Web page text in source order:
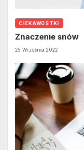
CIEKAWOSTKI
Znaczenie snów
25 Września 2022